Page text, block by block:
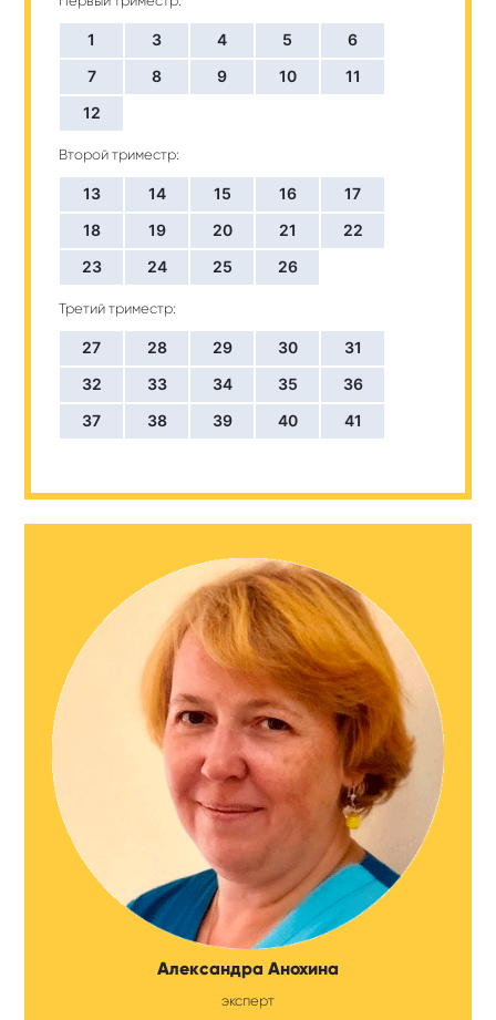
1 3 4 5
6
7
8 9 10
11
12
Второй триместр:
13 14 15 16
17
18
19 20 21
22
23
24 25 26
Третий триместр:
27 28 29 30
31
32
33 34 35
36
37
38 39 40 41
Александра Анохина
эксперт